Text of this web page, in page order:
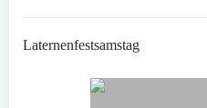
Laternenfestsamstag